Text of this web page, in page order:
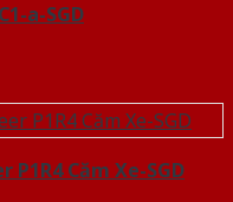
a-SGD
P1R4 Căm Xe-SGD